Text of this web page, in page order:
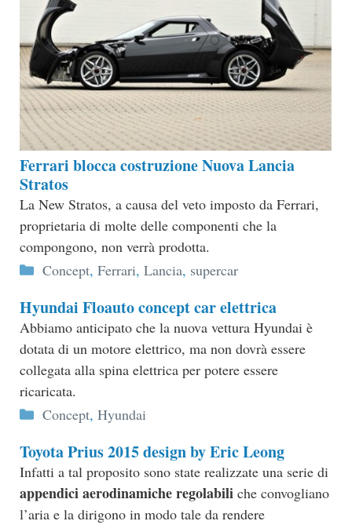
Ferrari blocca costruzione Nuova Lancia
Stratos
La New Stratos, a causa del veto imposto da Ferrari,
proprietaria di molte delle componenti che la
compongono, non verrà prodotta.
Categorie
Concept, Ferrari, Lancia, supercar
Hyundai Floauto concept car elettrica
Abbiamo anticipato che la nuova vettura Hyundai è
dotata di un motore elettrico, ma non dovrà essere
collegata alla spina elettrica per potere essere
ricaricata.
Categorie
Concept, Hyundai
Toyota Prius 2015 design by Eric Leong
Infatti a tal proposito sono state realizzate una serie di
appendici aerodinamiche regolabili che convogliano
l’aria e la dirigono in modo tale da rendere